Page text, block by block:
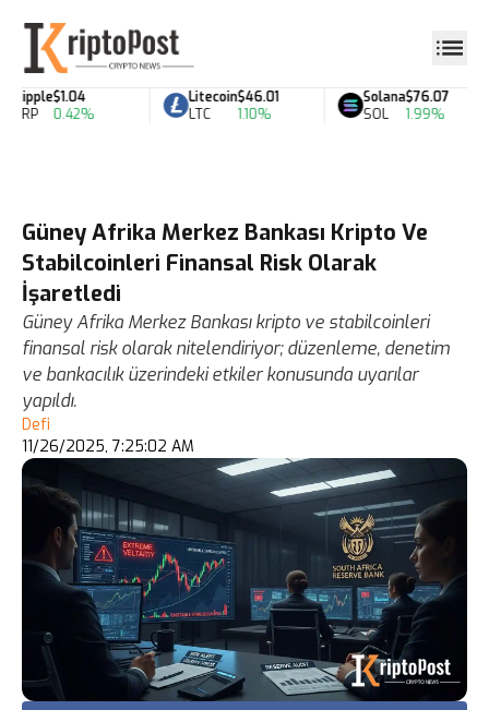
Ripple
XRP
$1.04
0.42%
Litecoin
LTC
$46.01
1.10%
Solana
SOL
$76.07
1.99%
Güney Afrika Merkez Bankası Kripto Ve
Stabilcoinleri Finansal Risk Olarak
İşaretledi
Güney Afrika Merkez Bankası kripto ve stabilcoinleri
finansal risk olarak nitelendiriyor; düzenleme, denetim
ve bankacılık üzerindeki etkiler konusunda uyarılar
yapıldı.
Defi
11/26/2025, 7:25:02 AM